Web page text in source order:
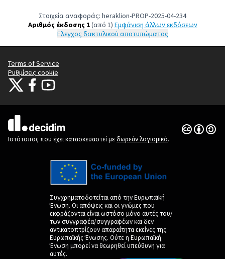
Στοιχεία αναφοράς: heraklion-PROP-2025-04-234
Αριθμός έκδοσης 1(από 1) εμφάνιση άλλων εκδόσεων
Έλεγχος δακτυλικού αποτυπώματος
Terms of Service
Ρυθμίσεις cookie
Citizens Participation Portal at X
Ο οργανισμός Citizens Participation Portal στο Facebook
Ο οργανισμός Citizens Participation Portal στο YouTube
(Εξωτερική σύνδεση)
Ιστότοπος που έχει κατασκευαστεί με δωρεάν λογισμικό.
Άδεια
(Εξωτερική
Συγχρηματοδοτείται από την Ευρωπαϊκή
Ένωση. Οι απόψεις και οι γνώμες που
εκφράζονται είναι ωστόσο μόνο αυτές του/
των συγγραφέα/συγγραφέων και δεν
αντικατοπτρίζουν απαραίτητα εκείνες της
Ευρωπαϊκής Ένωσης. Ούτε η Ευρωπαϊκή
Ένωση μπορεί να θεωρηθεί υπεύθυνη για
αυτές.